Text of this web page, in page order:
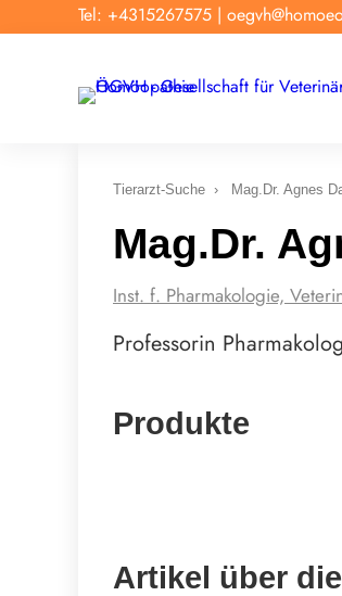
Tel: +4315267575 |
Tierarzt-Suche › Mag.Dr. Agnes
Mag.Dr.
Inst. f. Pharmakologie,
Professorin
Produkte
Artikel über